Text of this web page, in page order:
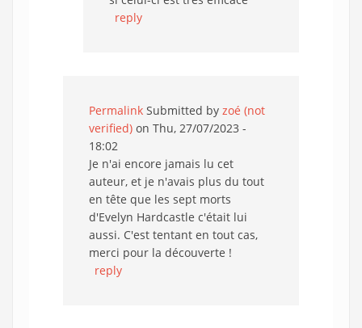
reply
Permalink Submitted by zoé (not
verified) on Thu, 27/07/2023 -
18:02
Je n'ai encore jamais lu cet
auteur, et je n'avais plus du tout
en tête que les sept morts
d'Evelyn Hardcastle c'était lui
aussi. C'est tentant en tout cas,
merci pour la découverte !
reply